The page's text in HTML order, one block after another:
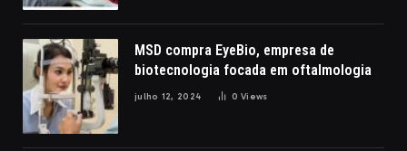
MSD compra EyeBio, empresa de
biotecnologia focada em oftalmologia
julho 12, 2024 0Views